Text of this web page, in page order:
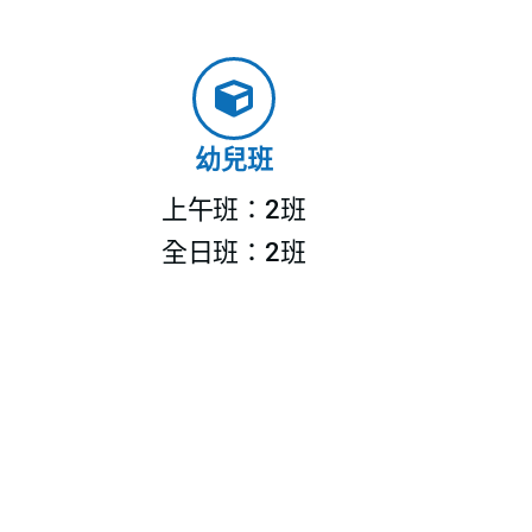
幼兒班
上午班：2班
全日班：2班